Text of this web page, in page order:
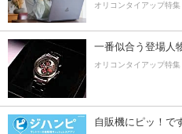
オリコンタイアップ特集
一番似合う登場人
オリコンタイアップ特集
自販機にピッ！で